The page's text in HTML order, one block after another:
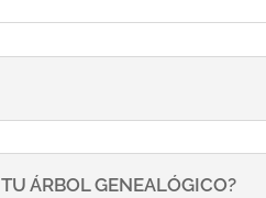
ÁRBOL GENEALÓGICO?